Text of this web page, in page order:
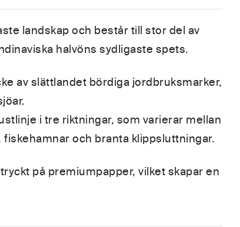
landskap och består till stor del av
halvöns sydligaste spets.
av slättlandet bördiga jordbruksmarker,
i tre riktningar, som varierar mellan
och branta klippsluttningar.
på premiumpapper, vilket skapar en